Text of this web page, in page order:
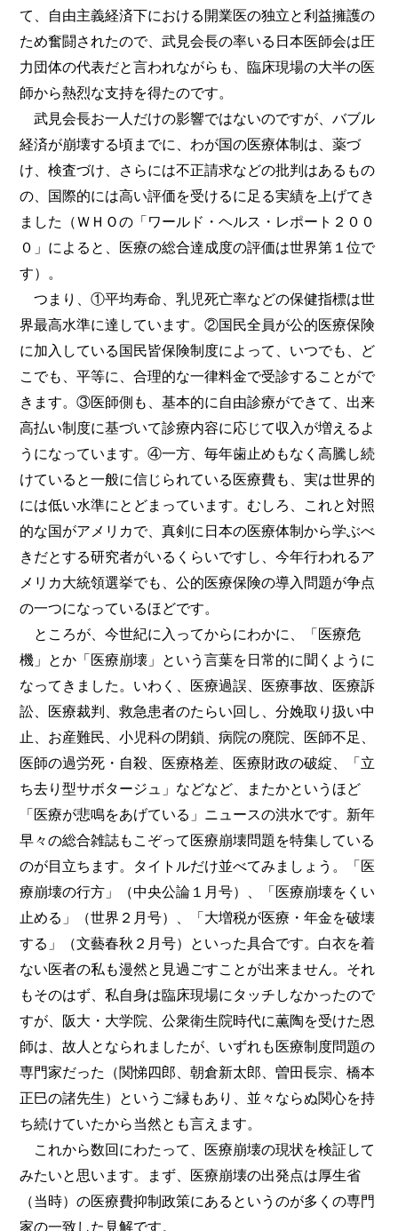
て、自由主義経済下における開業医の独立と利益擁護の
ため奮闘されたので、武見会長の率いる日本医師会は圧
力団体の代表だと言われながらも、臨床現場の大半の医
師から熱烈な支持を得たのです。
武見会長お一人だけの影響ではないのですが、バブル
経済が崩壊する頃までに、わが国の医療体制は、薬づ
け、検査づけ、さらには不正請求などの批判はあるもの
の、国際的には高い評価を受けるに足る実績を上げてき
ました（ＷＨＯの「ワールド・ヘルス・レポート２００
０」によると、医療の総合達成度の評価は世界第１位で
す）。
つまり、①平均寿命、乳児死亡率などの保健指標は世
界最高水準に達しています。②国民全員が公的医療保険
に加入している国民皆保険制度によって、いつでも、ど
こでも、平等に、合理的な一律料金で受診することがで
きます。③医師側も、基本的に自由診療ができて、出来
高払い制度に基づいて診療内容に応じて収入が増えるよ
うになっています。④一方、毎年歯止めもなく高騰し続
けていると一般に信じられている医療費も、実は世界的
には低い水準にとどまっています。むしろ、これと対照
的な国がアメリカで、真剣に日本の医療体制から学ぶべ
きだとする研究者がいるくらいですし、今年行われるア
メリカ大統領選挙でも、公的医療保険の導入問題が争点
の一つになっているほどです。
ところが、今世紀に入ってからにわかに、「医療危
機」とか「医療崩壊」という言葉を日常的に聞くように
なってきました。いわく、医療過誤、医療事故、医療訴
訟、医療裁判、救急患者のたらい回し、分娩取り扱い中
止、お産難民、小児科の閉鎖、病院の廃院、医師不足、
医師の過労死・自殺、医療格差、医療財政の破綻、「立
ち去り型サボタージュ」などなど、またかというほど
「医療が悲鳴をあげている」ニュースの洪水です。新年
早々の総合雑誌もこぞって医療崩壊問題を特集している
のが目立ちます。タイトルだけ並べてみましょう。「医
療崩壊の行方」（中央公論１月号）、「医療崩壊をくい
止める」（世界２月号）、「大増税が医療・年金を破壊
する」（文藝春秋２月号）といった具合です。白衣を着
ない医者の私も漫然と見過ごすことが出来ません。それ
もそのはず、私自身は臨床現場にタッチしなかったので
すが、阪大・大学院、公衆衛生院時代に薫陶を受けた恩
師は、故人となられましたが、いずれも医療制度問題の
専門家だった（関悌四郎、朝倉新太郎、曽田長宗、橋本
正巳の諸先生）というご縁もあり、並々ならぬ関心を持
ち続けていたから当然とも言えます。
これから数回にわたって、医療崩壊の現状を検証して
みたいと思います。まず、医療崩壊の出発点は厚生省
（当時）の医療費抑制政策にあるというのが多くの専門
家の一致した見解です。